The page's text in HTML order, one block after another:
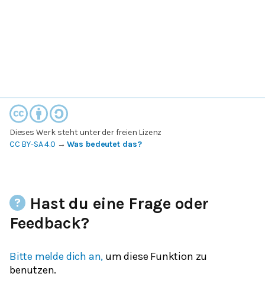
Dieses Werk steht unter der freien Lizenz
CC BY-SA 4.0 →Was bedeutet das?
Hast du eine Frage oder
Feedback?
Bitte melde dich an, um diese Funktion zu
benutzen.